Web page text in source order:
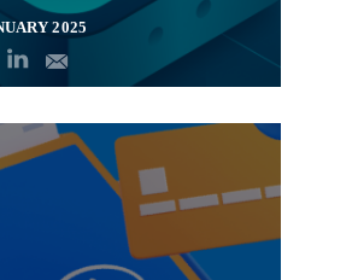
2025